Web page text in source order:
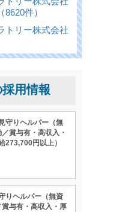
件）
トリー株式会社
用情報
守りヘルパー（無
賞与有・高収入・
273,700円以上）
りヘルパー（無資
与有・高収入・厚